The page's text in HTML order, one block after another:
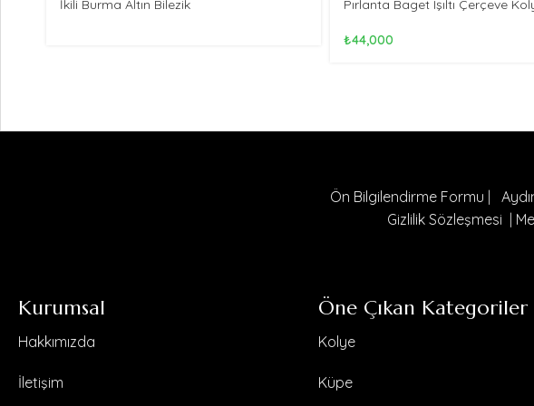
İkili Burma Altın Bilezik Pırlanta Baget Işıltı Çerçeve
₺44,000
Ön Bilgilendirme Formu
Gizlilik Sözleşmesi
Kurumsal
Hakkımızda
İletişim
Öne Çıkan Kategoriler
Kolye
Küpe